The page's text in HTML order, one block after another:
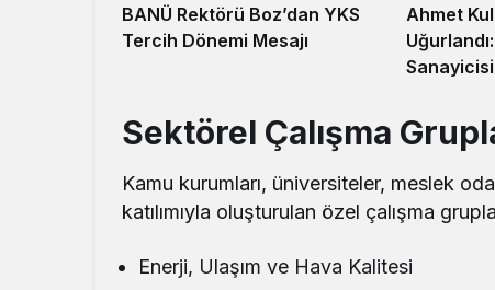
BANÜ Rektörü Boz’dan YKS
Tercih Dönemi Mesajı
Ahmet
Sektörel Çalışma
Kamu kurumları, üniversiteler, meslek
katılımıyla oluşturulan özel çalışma
Enerji, Ulaşım ve Hava Kalitesi